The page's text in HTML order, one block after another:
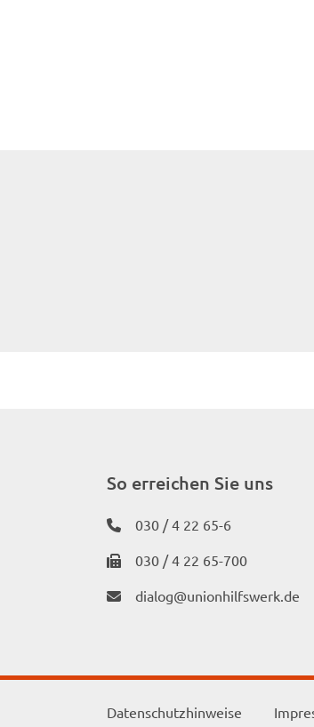
So erreichen Sie uns
030 / 4 22 65-6
030 / 4 22 65-700
dialog@unionhilfswerk.de
Datenschutzhinweise